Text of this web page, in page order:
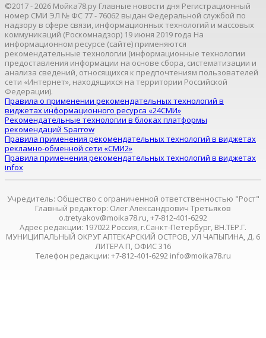
©2017 - 2026 Мойка78.ру Главные новости дня Регистрационный
номер СМИ ЭЛ № ФС 77 - 76062 выдан Федеральной службой по
надзору в сфере связи, информационных технологий и массовых
коммуникаций (Роскомнадзор) 19 июня 2019 года На
информационном ресурсе (сайте) применяются
рекомендательные технологии (информационные технологии
предоставления информации на основе сбора, систематизации и
анализа сведений, относящихся к предпочтениям пользователей
сети «Интернет», находящихся на территории Российской
Федерации).
Правила о применении рекомендательных технологий в
виджетах информационного ресурса «24СМИ»
Рекомендательные технологии в блоках платформы
рекомендаций Sparrow
Правила применения рекомендательных технологий в виджетах
рекламно-обменной сети «СМИ2»
Правила применения рекомендательных технологий в виджетах
infox
Учредитель: Общество с ограниченной ответственностью "Рост"
Главный редактор: Олег Александрович Третьяков
o.tretyakov@moika78.ru, +7-812-401-6292
Адрес редакции: 197022 Россия, г.Санкт-Петербург, ВН.ТЕР.Г.
МУНИЦИПАЛЬНЫЙ ОКРУГ АПТЕКАРСКИЙ ОСТРОВ, УЛ ЧАПЫГИНА, Д. 6
ЛИТЕРА П, ОФИС 316
Телефон редакции: +7-812-401-6292 info@moika78.ru